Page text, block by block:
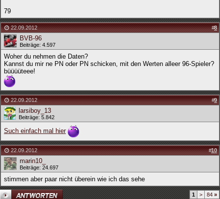
79
22.09.2012 #8
BVB-96
Beiträge: 4.597
Woher du nehmen die Daten?
Kannst du mir ne PN oder PN schicken, mit den Werten alleer 96-Spieler?
büüüüteee!
22.09.2012 #9
larsiboy_13
Beiträge: 5.842
Such einfach mal hier
22.09.2012 #10
marin10_
Beiträge: 24.697
stimmen aber paar nicht überein wie ich das sehe
1 > 84 »